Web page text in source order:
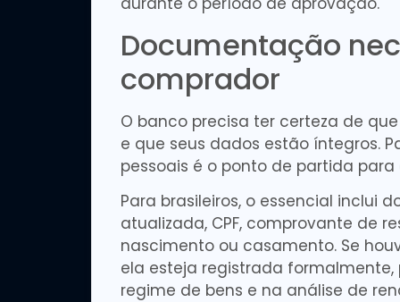
Documentação
comprador
O banco precisa ter certeza de
e que seus dados estão íntegros.
pessoais é o ponto de partida
Para brasileiros, o essencial inclui
atualizada, CPF, comprovante de
nascimento ou casamento. Se
ela esteja registrada
regime de bens e na análise de